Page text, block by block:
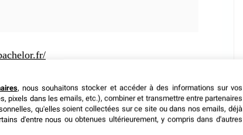
, nous souhaitons stocker et accéder à des informations sur vos
pixels dans les emails, etc.), combiner et transmettre entre partenaires
qu'elles soient collectées sur ce site ou dans nos emails, déjà
d'entre nous ou obtenues ultérieurement, y compris dans d'autres